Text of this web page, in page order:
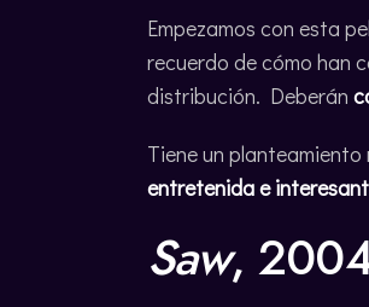
Empezamos con esta
recuerdo de cómo han
distribución. Deberán
Tiene un
entretenida e
Saw,